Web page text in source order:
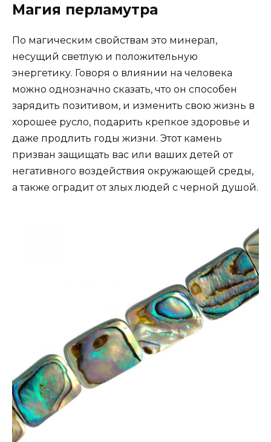
Магия перламутра
По магическим свойствам это минерал,
несущий светлую и положительную
энергетику. Говоря о влиянии на человека
можно однозначно сказать, что он способен
зарядить позитивом, и изменить свою жизнь в
хорошее русло, подарить крепкое здоровье и
даже продлить годы жизни. Этот камень
призван защищать вас или ваших детей от
негативного воздействия окружающей среды,
а также оградит от злых людей с черной душой.